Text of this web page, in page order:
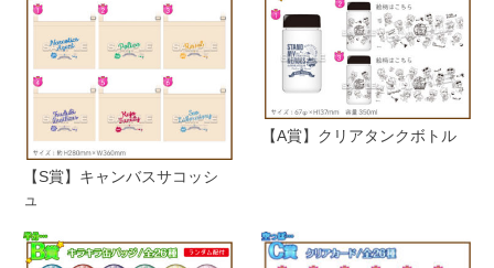
【S賞】キャンバスサコッシ
ュ
【A賞】クリアタンクボトル